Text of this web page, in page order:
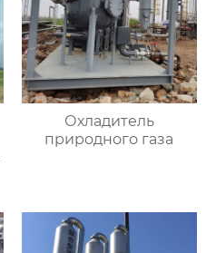
Охладитель
природного газа